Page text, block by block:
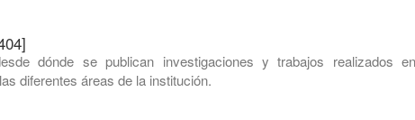
dónde se publican investigaciones y trabajos realizados
diferentes áreas de la institución.